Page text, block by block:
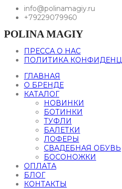
info@polinamagiy.ru
+79229079960
POLINA MAGIY
ПРЕССА О НАС
ПОЛИТИКА
ГЛАВНАЯ
О БРЕНДЕ
КАТАЛОГ
НОВИНКИ
БОТИНКИ
ТУФЛИ
БАЛЕТКИ
ЛОФЕРЫ
СВАДЕБНАЯ ОБУВЬ
БОСОНОЖКИ
ОПЛАТА
БЛОГ
КОНТАКТЫ